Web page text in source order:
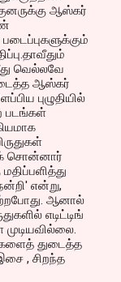
ஆஸ்கர்
வெல்லவே
ஆஸ்கர்
புழுதியில்
படங்கள்
சொன்னார்
என்று,
ஆனால்
எடிட்டிங்
துடைத்த
, சிறந்த